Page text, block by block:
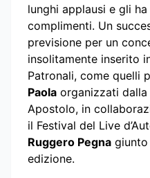
lunghi applausi e gli
complimenti. Un
previsione per un
insolitamente inserito
Patronali, come quelli
Paola organizzati dalla
Apostolo, in
il Festival del Live
Ruggero Pegna giunto
edizione.